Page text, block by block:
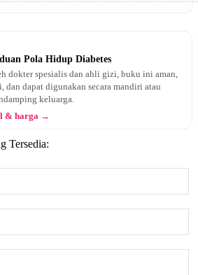
Pola Hidup Diabetes
dokter spesialis dan ahli gizi, buku ini aman,
dan dapat digunakan secara mandiri atau
keluarga.
& harga →
Tersedia: